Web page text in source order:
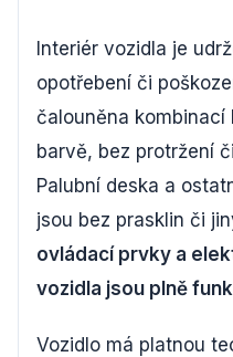
Interiér vozidla je
opotřebení či
čalouněna
barvě, bez protržení
Palubní deska a
jsou bez prasklin či
ovládací prvky a
vozidla jsou plně
Vozidlo má platnou